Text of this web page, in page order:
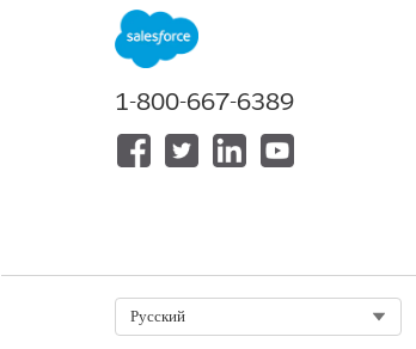
ТРЕБУЕМЫЕ
Для добавления
страницы:
Чтобы
Lightning».
1-800-667-6389
Русский